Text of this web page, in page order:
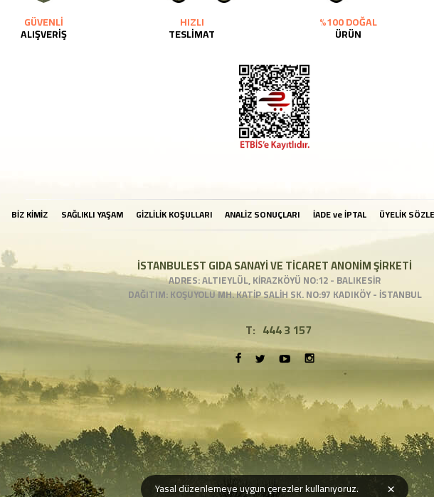
GÜVENLİ
ALIŞVERİŞ
HIZLI
TESLİMAT
%100 DOĞAL
ÜRÜN
BİZ KİMİZ SAĞLIKLI YAŞAM GİZLİLİK KOŞULLARI ANALİZ SONUÇLARI İADE ve İPTAL ÜYELİK
İSTANBULEST GIDA SANAYİ VE TİCARET ANONİM ŞİRKETİ
ADRES: ALTIEYLÜL, KİRAZKÖYÜ NO:12 - BALIKESİR
DAĞITIM: KOŞUYOLU MH. KATİP SALİH SK. NO:97 KADIKÖY - İSTANBUL
T: 444 3 157
Yasal düzenlemeye uygun çerezler kullanıyoruz. ×